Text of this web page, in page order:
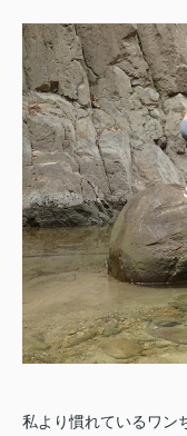
私より慣れているワン